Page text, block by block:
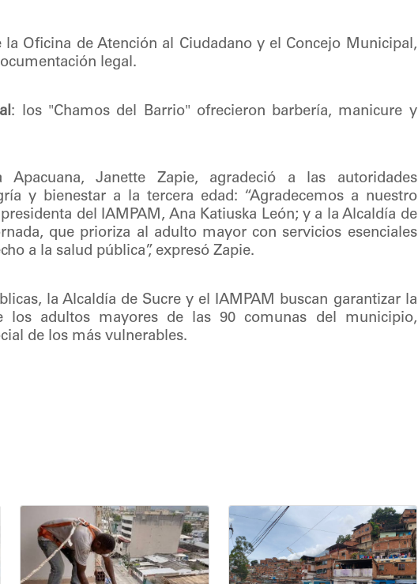
Oficina de Atención al Ciudadano y el Concejo Municipal,
legal.
: los "Chamos del Barrio" ofrecieron barbería, manicure y
Janette Zapie, agradeció a las autoridades
y bienestar a la tercera edad: “Agradecemos a nuestro
del IAMPAM, Ana Katiuska León; y a la Alcaldía de
que prioriza al adulto mayor con servicios esenciales
a la salud pública”, expresó Zapie.
la Alcaldía de Sucre y el IAMPAM buscan garantizar la
los adultos mayores de las 90 comunas del municipio,
de los más vulnerables.